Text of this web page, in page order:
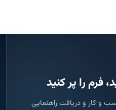
فرم را پر کنید
و کار و دریافت راهنمایی